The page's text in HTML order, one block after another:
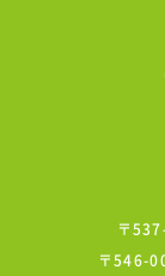
〒
〒546-